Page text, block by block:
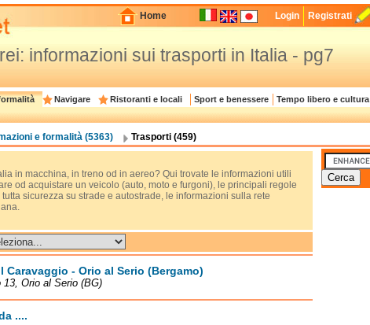
Home Login Registrati
informazioni sui trasporti in Italia - pg7
Navigare Ristoranti e locali Sport e benessere Tempo libero e cultura
e formalità (5363) Trasporti (459)
in macchina, in treno od in aereo? Qui trovate le informazioni utili
od acquistare un veicolo (auto, moto e furgoni), le principali regole
sicurezza su strade e autostrade, le informazioni sulla rete
Caravaggio - Orio al Serio (Bergamo)
13, Orio al Serio (BG)
....